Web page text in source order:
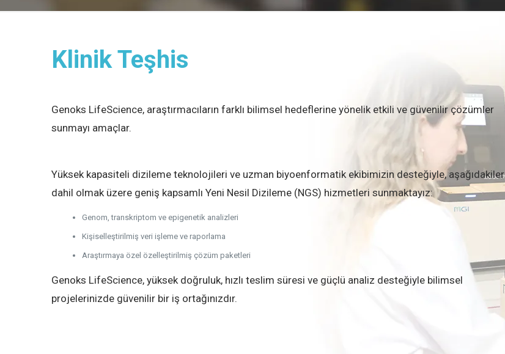
Klinik Teşhis
Genoks LifeScience, araştırmacıların farklı bilimsel hedeflerine yönelik etkili ve güvenilir çözümler
sunmayı amaçlar.
Yüksek kapasiteli dizileme teknolojileri ve uzman biyoenformatik ekibimizin desteğiyle, aşağıdakiler
dahil olmak üzere geniş kapsamlı Yeni Nesil Dizileme (NGS) hizmetleri sunmaktayız:
Genom, transkriptom ve epigenetik analizleri
Kişiselleştirilmiş veri işleme ve raporlama
Araştırmaya özel özelleştirilmiş çözüm paketleri
Genoks LifeScience, yüksek doğruluk, hızlı teslim süresi ve güçlü analiz desteğiyle bilimsel
projelerinizde güvenilir bir iş ortağınızdır.